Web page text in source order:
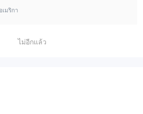
ของคุณด้วยเงินฝากขั้นต่ำที่กำหนด
การเปิดบัญชี และขั้นตอนอาจแตกต่างกัน
different needs and financial
it allows me to select one that
review highlights the flexibility
in terms of account options.
เมริกา
ไม่อีกแล้ว